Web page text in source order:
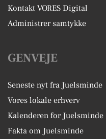
Kontakt VORES Digital
Administrer samtykke
GENVEJE
Seneste nyt fra Juelsminde
Vores lokale erhverv
Kalenderen for Juelsminde
Fakta om Juelsminde